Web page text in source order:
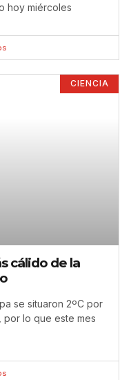
hoy miércoles
CIENCIA
cálido de la
se situaron 2ºC por
por lo que este mes